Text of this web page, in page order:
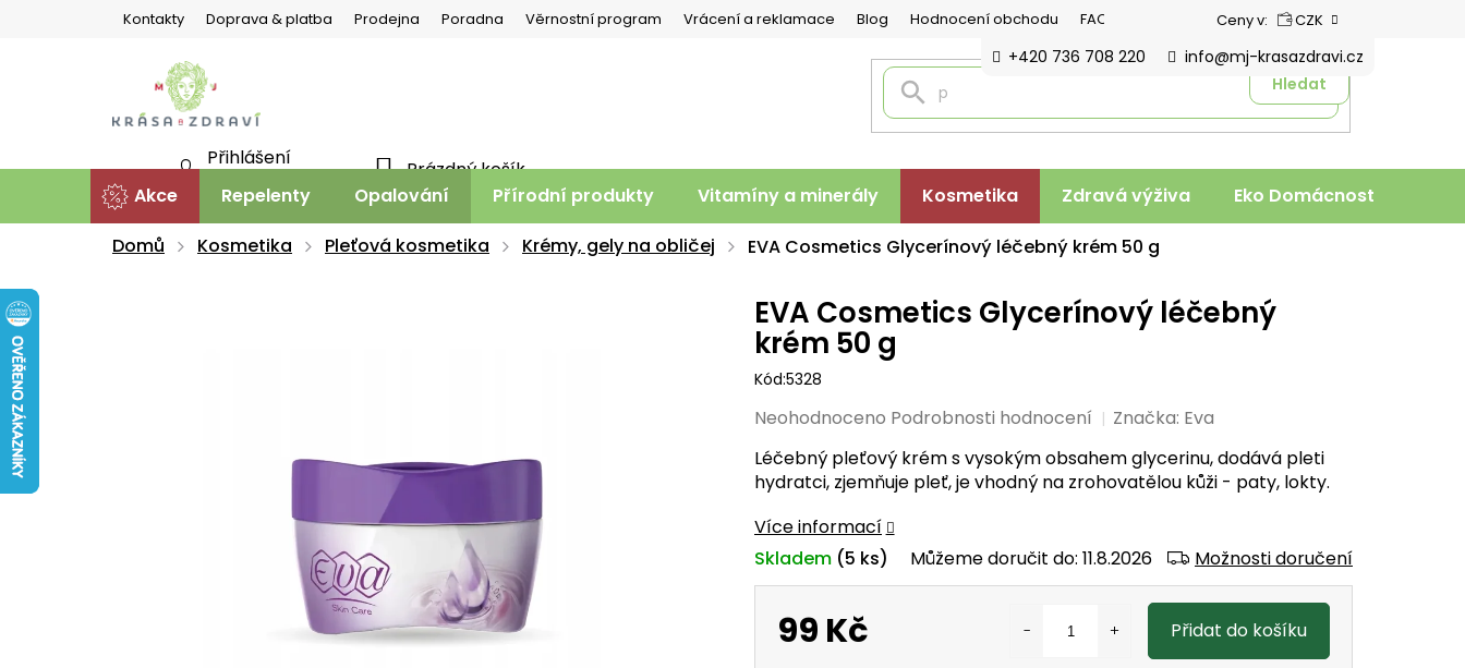
Kontakty Doprava & platba Prodejna Poradna Věrnostní program Vrácení a reklamace Blog Hodnocení obchodu FAQ Ceny v: CZK
Hledat
+420 736 708 220 info@mj-krasazdravi.cz
KOŠÍK
Prázdný košík
Přihlášení
Akce Repelenty Opalování Přírodní produkty Vitamíny a minerály Kosmetika Zdravá výživa Eko Domácnost
Domů
Kosmetika Pleťová kosmetika Krémy, gely na obličej EVA Cosmetics Glycerínový léčebný krém 50 g
Léčebný pleťový krém s vysokým obsahem glycerinu, dodává pleti
hydratci, zjemňuje pleť, je vhodný na zrohovatělou kůži - paty, lokty.
Více informací
Můžeme doručit do: 11.8.2026 Možnosti doručení
Skladem (5 ks)
EVA Cosmetics Glycerínový léčebný
krém 50 g
Kód:5328
Průměrné
produktu
je
0,0
z
5
hvězdiček.
Neohodnoceno Podrobnosti hodnocení Značka: Eva
99 Kč Přidat do košíku